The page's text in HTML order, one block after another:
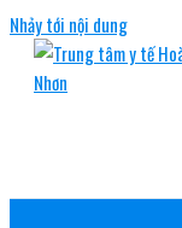
Nhảy tới nội dung